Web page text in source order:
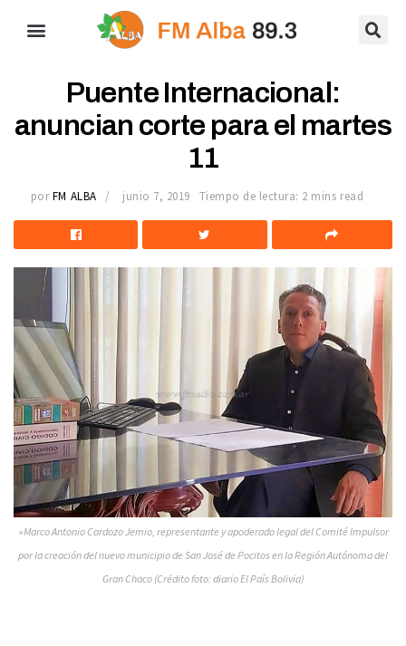
Puente Internacional:
anuncian corte para el martes
11
por FM ALBA junio 7, 2019 Tiempo de lectura: 2 mins read
»Marco Antonio Cardozo Jemio, representante y apoderado legal del Comité Impulsor
por la creación del nuevo municipio de San José de Pocitos en la Región Autónoma del
Gran Chaco (Crédito foto: diario El País Bolivia)